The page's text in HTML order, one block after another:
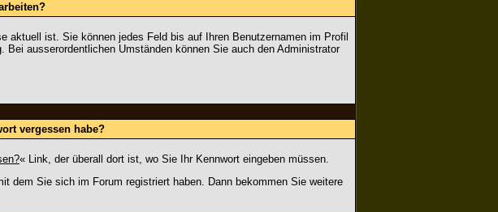
ist. Sie können jedes Feld bis auf Ihren Benutzernamen im Profil
ausserordentlichen Umständen können Sie auch den Administrator
vergessen habe?
« Link, der überall dort ist, wo Sie Ihr Kennwort eingeben müssen.
dem Sie sich im Forum registriert haben. Dann bekommen Sie weitere